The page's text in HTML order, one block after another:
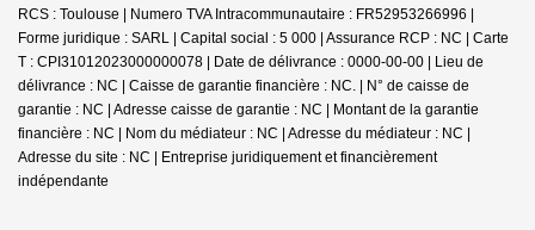
RCS : Toulouse | Numero TVA Intracommunautaire : FR52953266996 |
Forme juridique : SARL | Capital social : 5 000 | Assurance RCP : NC | Carte
T : CPI31012023000000078 | Date de délivrance : 0000-00-00 | Lieu de
délivrance : NC | Caisse de garantie financière : NC. | N° de caisse de
garantie : NC | Adresse caisse de garantie : NC | Montant de la garantie
financière : NC | Nom du médiateur : NC | Adresse du médiateur : NC |
Adresse du site : NC | Entreprise juridiquement et financièrement
indépendante